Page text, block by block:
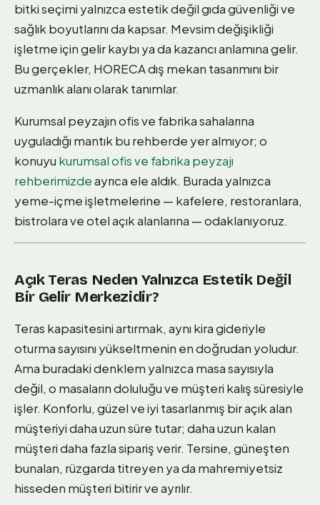
bitki seçimi yalnızca estetik değil gıda güvenliği ve
sağlık boyutlarını da kapsar. Mevsim değişikliği
işletme için gelir kaybı ya da kazancı anlamına gelir.
Bu gerçekler, HORECA dış mekan tasarımını bir
uzmanlık alanı olarak tanımlar.
Kurumsal peyzajın ofis ve fabrika sahalarına
uyguladığı mantık bu rehberde yer almıyor; o
konuyu kurumsal ofis ve fabrika peyzajı
rehberimizdeayrıca ele aldık. Burada yalnızca
yeme-içme işletmelerine — kafelere, restoranlara,
bistrolara ve otel açık alanlarına — odaklanıyoruz.
Açık Teras Neden Yalnızca Estetik Değil
Bir Gelir Merkezidir?
Teras kapasitesini artırmak, aynı kira gideriyle
oturma sayısını yükseltmenin en doğrudan yoludur.
Ama buradaki denklem yalnızca masa sayısıyla
değil, o masaların doluluğu ve müşteri kalış süresiyle
işler. Konforlu, güzel ve iyi tasarlanmış bir açık alan
müşteriyi daha uzun süre tutar; daha uzun kalan
müşteri daha fazla sipariş verir. Tersine, güneşten
bunalan, rüzgarda titreyen ya da mahremiyetsiz
hisseden müşteri bitirir ve ayrılır.